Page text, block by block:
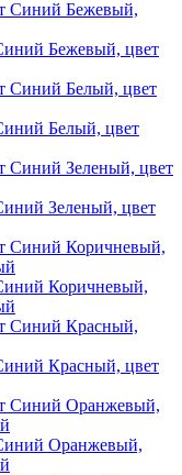
Бежевый, цвет
Белый, цвет
Зеленый, цвет
Коричневый,
Красный, цвет
Оранжевый,